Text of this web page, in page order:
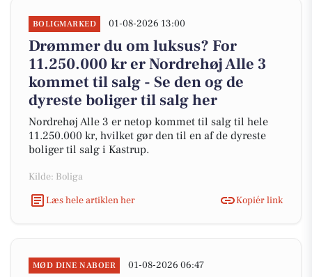
BOLIGMARKED 01-08-2026 13:00
Drømmer du om luksus? For
11.250.000 kr er Nordrehøj Alle 3
kommet til salg - Se den og de
dyreste boliger til salg her
Nordrehøj Alle 3 er netop kommet til salg til hele
11.250.000 kr, hvilket gør den til en af de dyreste
boliger til salg i Kastrup.
Kilde: Boliga
Læs hele artiklen her
Kopiér link
MØD DINE NABOER 01-08-2026 06:47